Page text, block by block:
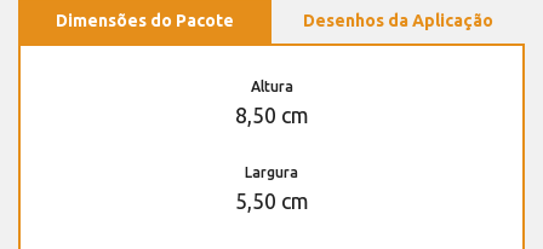
Dimensões do Pacote Desenhos da Aplicação
Altura
8,50 cm
Largura
5,50 cm